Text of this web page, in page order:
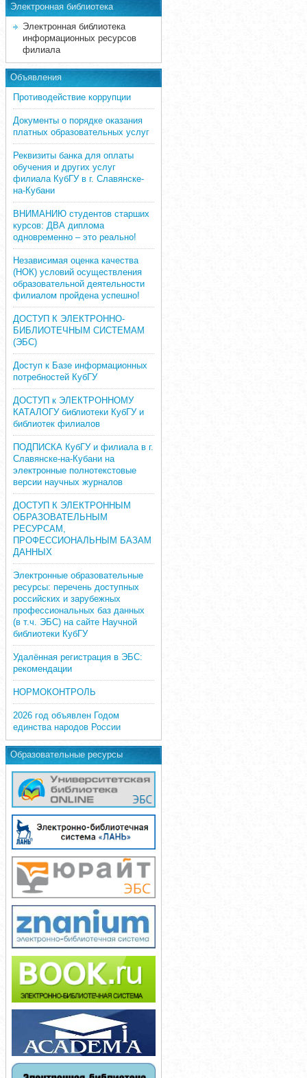
Электронная библиотека
Электронная библиотека
информационных ресурсов
филиала
Объявления
Противодействие коррупции
Документы о порядке оказания
платных образовательных услуг
Реквизиты банка для оплаты
обучения и других услуг
филиала КубГУ в г. Славянске-
на-Кубани
ВНИМАНИЮ студентов старших
курсов: ДВА диплома
одновременно – это реально!
Независимая оценка качества
(НОК) условий осуществления
образовательной деятельности
филиалом пройдена успешно!
ДОСТУП К ЭЛЕКТРОННО-
БИБЛИОТЕЧНЫМ СИСТЕМАМ
(ЭБС)
Доступ к Базе информационных
потребностей КубГУ
ДОСТУП к ЭЛЕКТРОННОМУ
КАТАЛОГУ библиотеки КубГУ и
библиотек филиалов
ПОДПИСКА КубГУ и филиала в г.
Славянске-на-Кубани на
электронные полнотекстовые
версии научных журналов
ДОСТУП К ЭЛЕКТРОННЫМ
ОБРАЗОВАТЕЛЬНЫМ
РЕСУРСАМ,
ПРОФЕССИОНАЛЬНЫМ БАЗАМ
ДАННЫХ
Электронные образовательные
ресурсы: перечень доступных
российских и зарубежных
профессиональных баз данных
(в т.ч. ЭБС) на сайте Научной
библиотеки КубГУ
Удалённая регистрация в ЭБС:
рекомендации
НОРМОКОНТРОЛЬ
2026 год объявлен Годом
единства народов России
Образовательные ресурсы